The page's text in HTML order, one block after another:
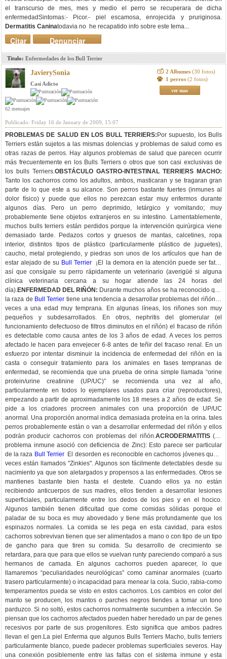
el transcurso de mes, mes y medio el perro se recuperara de dicha
enfermedadSintomas:- Picor.- piel escamosa, enrojecida y pruriginosa.
Dermatitis Caninatodavia no he recapatido info sobre este tema...
Denunciar
mensaje
Citar
Titulo: Enfermedades de los Bull Terrier
JavierySonia
Casi Adicto
62 mensajes
2 Albumes (30 fotos)
1 perros (2 fotos)
ver mas
Publicado: Friday 16 de January de 2009, 15:07
PROBLEMAS DE SALUD EN LOS BULL TERRIERS: Por supuesto, los Bulls
Terriers están sujetos a las mismas dolencias y problemas de salud como es
otras razas de perros. Hay algunos problemas de salud que parecen ocurrir
más frecuentemente en los Bulls Terriers o otros que son casi exclusivas de
los bulls Terriers.OBSTÁCULO GASTRO-INTESTINAL TERRIERS MACHO:
Tanto los cachorros como los adultos, ambos, masticaran y se tragaran gran
parte de lo que este a su alcance. Son perros bastante fuertes (inmunes al
dolor físico) y puede que ellos no perezcan estar muy enfermos durante
algunos días. Pero un perro deprimido, letárgico y vomitando; muy
probablemente tiene objetos extranjeros en su intestino. Lamentablemente,
muchos bulls terriers están perdidos porque la intervención quirúrgica viene
demasiado tarde. Pedazos cortos y gruesos de mantas, calcetines, ropa
interior, distintos tipos de plástico (particularmente plástico de juguetes),
caucho, metal protegiendo, y piedras son unos de los artículos que han de
estar alejado de su Bull Terrier ¡El la demora en la atención puede ser fatal,
así que consígale su perro rápidamente un veterinario (averigüé si alguna
clínica veterinaria cercana a su hogar atiende las 24 horas del
día).ENFERMEDAD DEL RIÑÓN: Durante muchos años se ha reconocido que
la raza de Bull Terrier tiene una tendencia a desarrollar problemas del riñón, a
veces a una edad muy temprana. En algunas líneas, los riñones son muy
pequeños y subdesarrollados. En otros, nephritis del glomerular (el
funcionamiento defectuoso de filtros diminutos en el riñón) el fracaso de riñón
es detectable como causa antes de los 3 años de edad. A veces los perros
afectado le hacen para envejecer 6-8 antes de teñir del fracaso renal. En un
esfuerzo por intentar disminuir la incidencia de enfermedad del riñón en la
casta o conseguir tratamiento para los animales en fases tempranas de
enfermedad, se recomienda que una prueba de orina simple llamada “orine
protein/urine creatinine (UP/UC)” se recomienda una vez al año,
particularmente en todos lo ejemplares usados para criar (reproductores),
empezando a partir de aproximadamente los 18 meses a 2 años de edad. Se
pide a los criadores procreen animales con una proporción de UP/UC
anormal. Una proporción anormal indica demasiada proteína en la orina. tales
perros probablemente están o van a desarrollar enfermedad del riñón y ellos
podrán producir cachorros con problemas del riñón.ACRODERMATITIS(un
problema inmune asoció con deficiencia de Zinc): Esto parece ser particular
de la raza Bull TerrierEl desorden es reconocible en cachorros jóvenes que a
veces están llamados "Zinkies". Algunos son fácilmente detectables desde su
nacimiento ya que son aletargados y propensos a las enfermedades. Otros se
mantienes bastante bien hasta el destete. Cuando ellos ya no están
recibiendo anticuerpos de sus madres, ellos tienden a desarrollar lesiones
superficiales, particularmente entre los dedos de los pies y en el hocico.
Algunos también tienen dificultad que come comidas sólidas porque el
paladar de su boca es muy abovedado y tiene más profundamente que los
espinazos normales. La comida se les pega en esta cavidad, para estos
cachorros sobrevivan tienen que ser alimentados a mano o con tipo de un tipo
de gancho para que tiren su comida. Su desarrollo de crecimiento se
retardara, para que para que ellos se vuelvan runty pareciendo comparó a sus
hermanos de camada. En algunos cachorros pueden aparecer, lo que
llamaremos “peculiaridades neurológicas” como caminar anormales (cuarto
trasero particularmente) o incapacidad para menear la cola. Sucio, rabia-como
temperamentos pueda se visto en estos cachorros. Los cambios en color del
manto se producen, los mantos o parches negros tiendes a tomar un tono
parduzco. Si no soltó, estos cachorros normalmente sucumben a infección. Se
piensan que los cachorros afectados pueden haber heredado un par de genes
recesivos por parte de sus progenitores. Esto significa que ambos padres
llevan el gen.La piel Enferma que algunos Bulls Terriers Macho, bulls terriers
particularmente blanco, puede padecer problemas superficiales severos. Hay
una conexión posiblemente entre las faltas con el sistema inmune y esta